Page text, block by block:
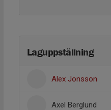
Laguppställning
Alex Jonsson
Axel Berglund